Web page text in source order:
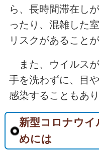
ら、長時間滞在し
ったり、混雑した
リスクがあること
また、ウイルスが
手を洗わずに、目
感染することもあり
新型コロナウイ
めには